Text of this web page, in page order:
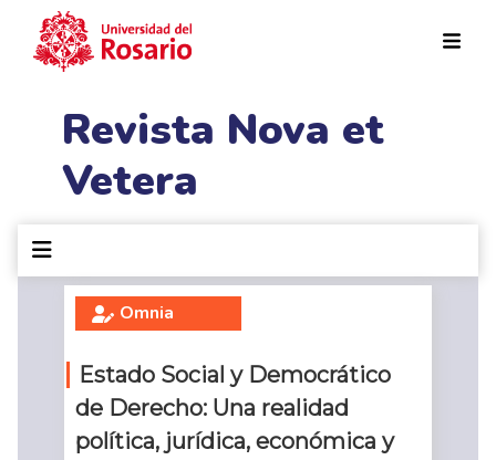
Revista Nova et
Vetera
Omnia
Estado Social y Democrático
de Derecho: Una realidad
política, jurídica, económica y